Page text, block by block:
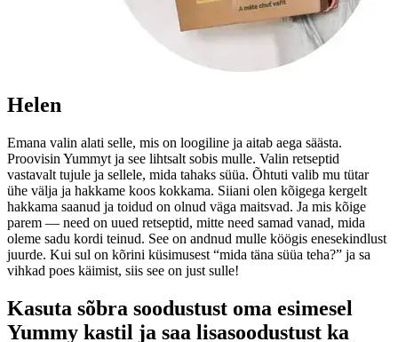
Helen
Emana valin alati selle, mis on loogiline ja aitab aega säästa.
Proovisin Yummyt ja see lihtsalt sobis mulle. Valin retseptid
vastavalt tujule ja sellele, mida tahaks süüa. Õhtuti valib mu tütar
ühe välja ja hakkame koos kokkama. Siiani olen kõigega kergelt
hakkama saanud ja toidud on olnud väga maitsvad. Ja mis kõige
parem — need on uued retseptid, mitte need samad vanad, mida
oleme sadu kordi teinud. See on andnud mulle köögis enesekindlust
juurde. Kui sul on kõrini küsimusest “mida täna süüa teha?” ja sa
vihkad poes käimist, siis see on just sulle!
Kasuta sõbra soodustust oma esimesel
Yummy kastil ja saa lisasoodustust ka